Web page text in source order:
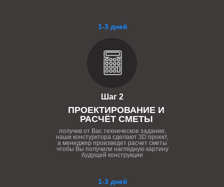
1-3 дней
1-3 дней
Шаг 2
ПРОЕКТИРОВАНИЕ И
РАСЧЁТ СМЕТЫ
получив от Вас техническое задание,
наши констурктора сделают 3D проект,
а менеджер произведет расчет сметы
чтобы Вы получили наглядную картину
будущей конструкции